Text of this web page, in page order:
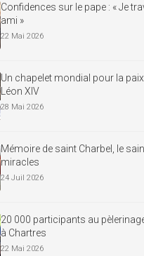
Confidences sur le pape : « Je
ami »
22 Mai 2026
Un chapelet mondial pour la
Léon XIV
28 Mai 2026
Mémoire de saint Charbel, le
miracles
24 Juil 2026
20 000 participants au
à Chartres
22 Mai 2026